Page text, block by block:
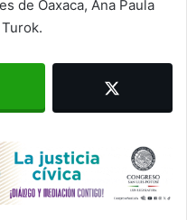
de Oaxaca, Ana Paula